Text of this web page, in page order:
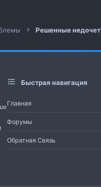
Решенные
Быстрая навигация
Главная
Форумы
Обратная Связь